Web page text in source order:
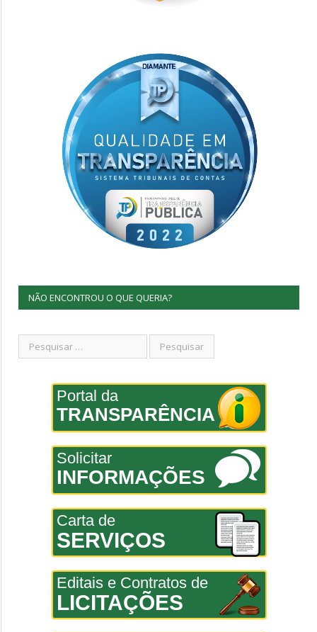
NÃO ENCONTROU O QUE QUERIA?
Portal da
TRANSPARÊNCIA
Solicitar
INFORMAÇÕES
Carta de
SERVIÇOS
Editais e Contratos de
LICITAÇÕES